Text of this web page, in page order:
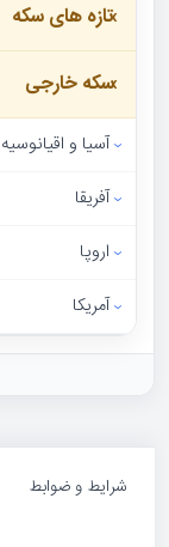
تازه های سکه
سکه خارجی
آسیا و اقیانوسیه
آفریقا
اروپا
آمریکا
شرایط و ضوابط